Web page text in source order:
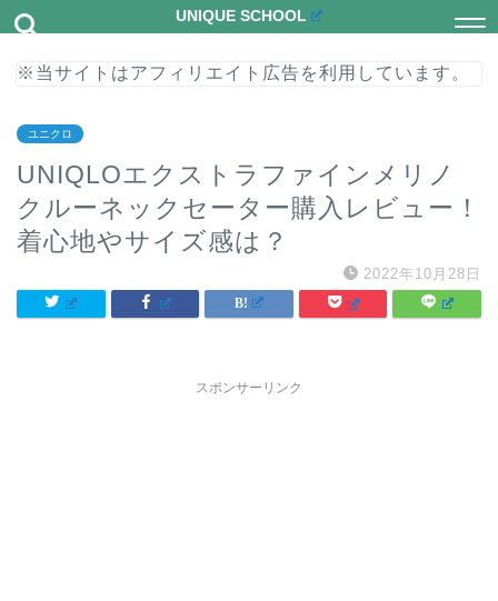
UNIQUE SCHOOL
※当サイトはアフィリエイト広告を利用しています。
ユニクロ
UNIQLOエクストラファインメリノ
クルーネックセーター購入レビュー！
着心地やサイズ感は？
2022年10月28日
スポンサーリンク